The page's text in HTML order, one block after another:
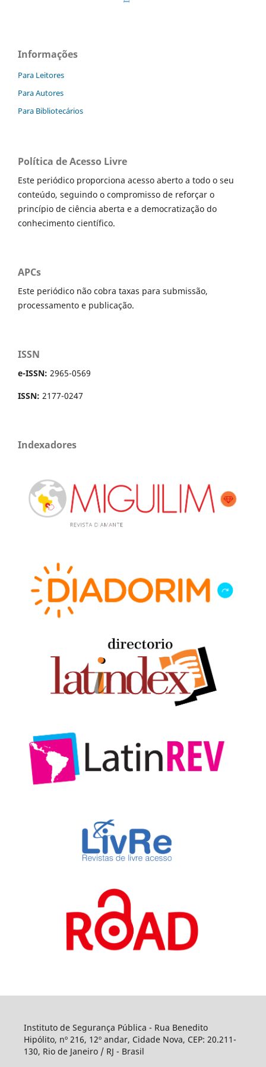
Informações
Para Leitores
Para Autores
Para Bibliotecários
Política de Acesso Livre
Este periódico proporciona acesso aberto a todo o seu
conteúdo, seguindo o compromisso de reforçar o
princípio de ciência aberta e a democratização do
conhecimento científico.
APCs
Este periódico não cobra taxas para submissão,
processamento e publicação.
ISSN
e-ISSN: 2965-0569
ISSN: 2177-0247
Indexadores
Instituto de Segurança Pública - Rua Benedito
Hipólito, nº 216, 12º andar, Cidade Nova, CEP: 20.211-
130, Rio de Janeiro / RJ - Brasil